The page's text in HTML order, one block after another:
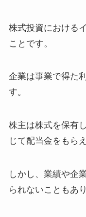
株式投資における
ことです。
企業は事業で得た
す。
株主は株式を保有
じて配当金をもら
しかし、業績や企
られないこともあ